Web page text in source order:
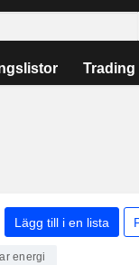
Trading
Lägg till i en lista
energi